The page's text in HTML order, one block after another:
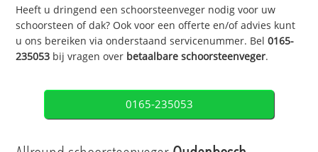
Heeft u dringend een schoorsteenveger nodig voor uw
schoorsteen of dak? Ook voor een offerte en/of advies kunt
u ons bereiken via onderstaand servicenummer. Bel0165-
235053 bij vragen over betaalbare schoorsteenveger.
0165-235053